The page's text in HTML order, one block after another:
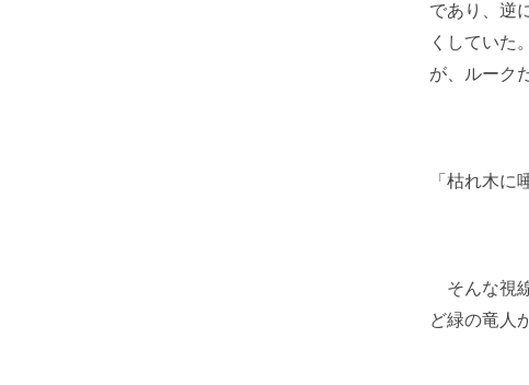
であり、逆
くしていた
が、ルーク
「枯れ木に
そんな視
ど緑の竜人